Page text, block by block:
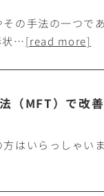
の手法の一つで
状…[read more]
（MFT）で改善
はいらっしゃい